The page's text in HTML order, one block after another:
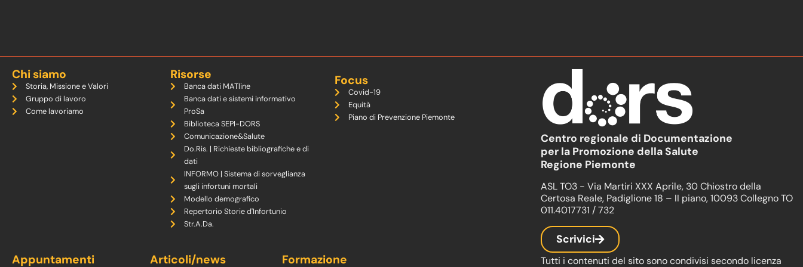
Chi siamo
Storia, Missione e Valori
Gruppo di lavoro
Come lavoriamo
Risorse
Banca dati MATline
Banca dati e sistemi informativo
ProSa
Biblioteca SEPI-DORS
Comunicazione&Salute
Do.Ris. | Richieste bibliografiche e di
dati
INFORMO | Sistema di sorveglianza
sugli infortuni mortali
Modello demografico
Repertorio Storie d'Infortunio
Str.A.Da.
Focus
Covid-19
Equità
Piano di Prevenzione Piemonte
Appuntamenti Articoli/news Formazione
Centro regionale di Documentazione
per la Promozione della Salute
Regione Piemonte
ASL TO3 - Via Martiri XXX Aprile, 30 Chiostro della
Certosa Reale, Padiglione 18 – II piano, 10093 Collegno TO
011.4017731 / 732
Scrivici
Tutti i contenuti del sito sono condivisi secondo licenza